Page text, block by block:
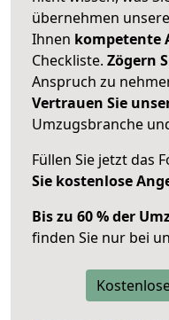
übernehmen
Ihnen kompetente
Checkliste. Zögern
Anspruch zu
Vertrauen Sie
Umzugsbranche
Füllen Sie jetzt das
Sie kostenlose
Bis zu 60 % der
finden Sie nur bei